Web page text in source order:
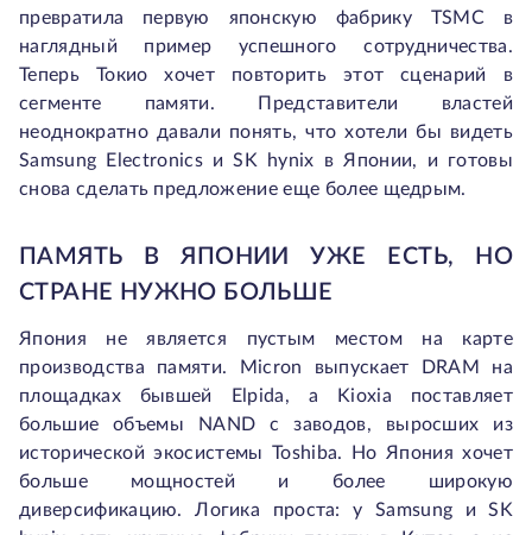
превратила первую японскую фабрику TSMC в
наглядный пример успешного сотрудничества.
Теперь Токио хочет повторить этот сценарий в
сегменте памяти. Представители властей
неоднократно давали понять, что хотели бы видеть
Samsung Electronics и SK hynix в Японии, и готовы
снова сделать предложение еще более щедрым.
ПАМЯТЬ В ЯПОНИИ УЖЕ ЕСТЬ, НО
СТРАНЕ НУЖНО БОЛЬШЕ
Япония не является пустым местом на карте
производства памяти. Micron выпускает DRAM на
площадках бывшей Elpida, а Kioxia поставляет
большие объемы NAND с заводов, выросших из
исторической экосистемы Toshiba. Но Япония хочет
больше мощностей и более широкую
диверсификацию. Логика проста: у Samsung и SK